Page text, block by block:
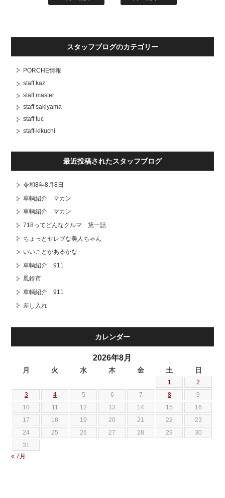
スタッフブログのカテゴリー
PORCHE情報
staff kaz
staff master
staff sakiyama
staff tuc
staff-kikuchi
最近投稿されたスタッフブログ
令和8年8月8日
車輌紹介 マカン
車輌紹介 マカン
718ってどんなクルマ 第一話
ちょっとセレブな美人ちゃん
いいことがあるかな
車輌紹介 911
風鈴市
車輌紹介 911
差し入れ
カレンダー
2026年8月
月 火 水 木 金 土 日
1
2
3
4 5 6 7 8
9
10
11 12 13 14 15
16
17
18 19 20 21 22
23
24
25 26 27 28 29
30
31
« 7月